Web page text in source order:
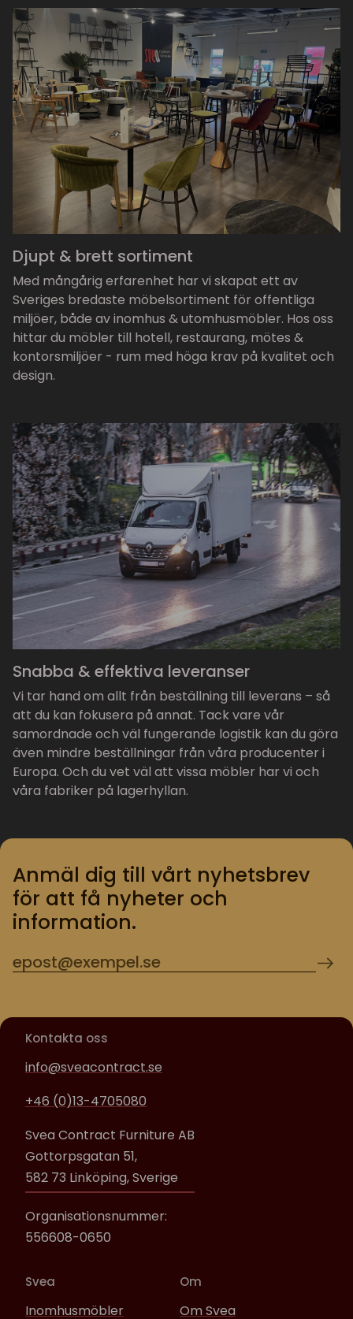
Djupt & brett sortiment
Med mångårig erfarenhet har vi skapat ett av
Sveriges bredaste möbelsortiment för offentliga
miljöer, både av inomhus & utomhusmöbler. Hos oss
hittar du möbler till hotell, restaurang, mötes &
kontorsmiljöer - rum med höga krav på kvalitet och
design.
Snabba & effektiva leveranser
Vi tar hand om allt från beställning till leverans – så
att du kan fokusera på annat. Tack vare vår
samordnade och väl fungerande logistik kan du göra
även mindre beställningar från våra producenter i
Europa. Och du vet väl att vissa möbler har vi och
våra fabriker på lagerhyllan.
Anmäl dig till vårt nyhetsbrev
för att få nyheter och
information.
Kontakta oss
info@sveacontract.se
+46 (0)13-4705080
Svea Contract Furniture AB
Gottorpsgatan 51,
582 73 Linköping, Sverige
Organisationsnummer:
556608-0650
Svea
Inomhusmöbler
Om
Om Svea